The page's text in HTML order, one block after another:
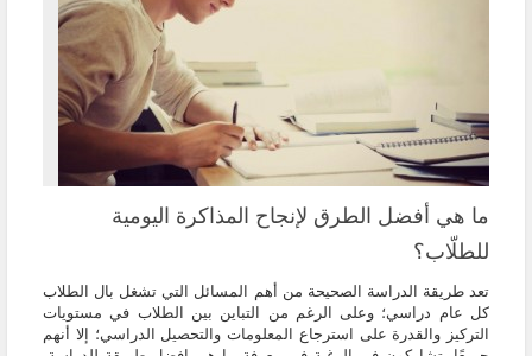
ما هي أفضل الطرق لإنجاح المذاكرة اليومية
للطلّاب؟
تعد طريقة الدراسة الصحيحة من أهم المسائل التي تشغل بال الطلاب
كل عام دراسي؛ وعلى الرغم من التباين بين الطلاب في مستويات
التركيز والقدرة على استرجاع المعلومات والتحصيل الدراسي؛ إلا أنهم